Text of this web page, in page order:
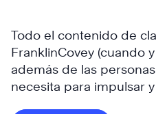
la
Ejecución®
Todo el contenido de
FranklinCovey (cuando
además de las
necesita para impulsar